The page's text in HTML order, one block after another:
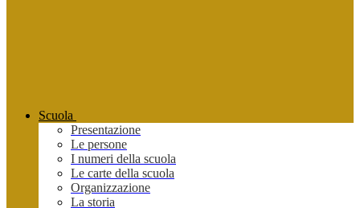
Scuola
Presentazione
Le persone
I numeri della scuola
Le carte della scuola
Organizzazione
La storia